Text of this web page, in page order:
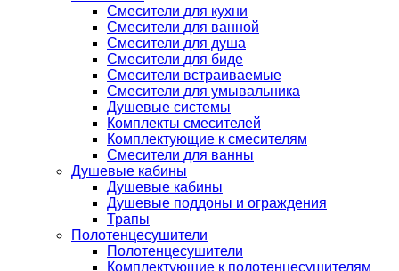
Смесители для кухни
Смесители для ванной
Смесители для душа
Смесители для биде
Смесители встраиваемые
Смесители для умывальника
Душевые системы
Комплекты смесителей
Комплектующие к смесителям
Смесители для ванны
Душевые кабины
Душевые кабины
Душевые поддоны и ограждения
Трапы
Полотенцесушители
Полотенцесушители
Комплектующие к полотенцесушителям